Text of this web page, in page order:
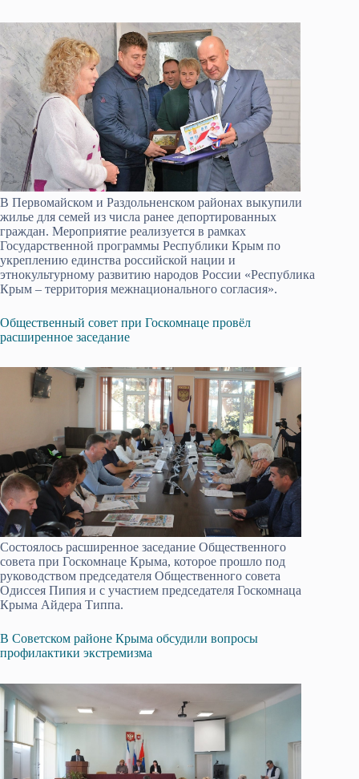
В Первомайском и Раздольненском районах выкупили
жилье для семей из числа ранее депортированных
граждан. Мероприятие реализуется в рамках
Государственной программы Республики Крым по
укреплению единства российской нации и
этнокультурному развитию народов России «Республика
Крым – территория межнационального согласия».
Общественный совет при Госкомнаце провёл
расширенное заседание
Состоялось расширенное заседание Общественного
совета при Госкомнаце Крыма, которое прошло под
руководством председателя Общественного совета
Одиссея Пипия и с участием председателя Госкомнаца
Крыма Айдера Типпа.
В Советском районе Крыма обсудили вопросы
профилактики экстремизма